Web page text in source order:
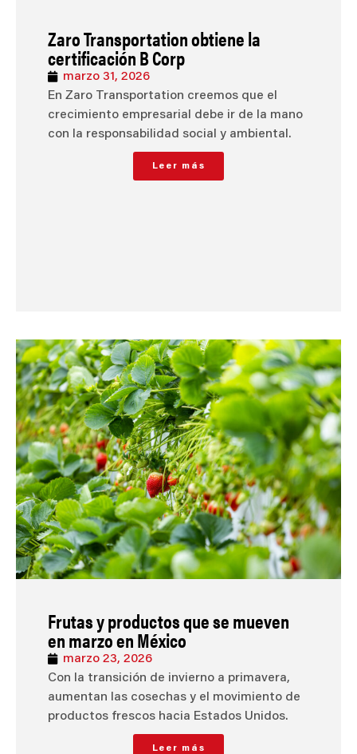
Zaro Transportation obtiene la
certificación B Corp
marzo 31, 2026
En Zaro Transportation creemos que el
crecimiento empresarial debe ir de la mano
con la responsabilidad social y ambiental.
Leer más
Frutas y productos que se mueven
en marzo en México
marzo 23, 2026
Con la transición de invierno a primavera,
aumentan las cosechas y el movimiento de
productos frescos hacia Estados Unidos.
Leer más